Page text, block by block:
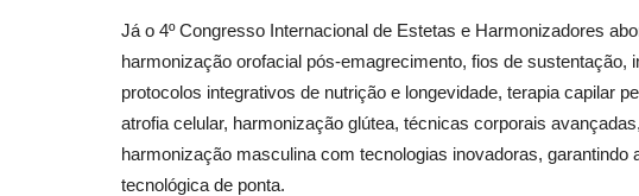
Já o 4º Congresso Internacional de Estetas e Harmonizadores
harmonização orofacial pós-emagrecimento, fios de sustentação,
protocolos integrativos de nutrição e longevidade, terapia capilar
atrofia celular, harmonização glútea, técnicas corporais
harmonização masculina com tecnologias inovadoras,
tecnológica de ponta.
Como fugir do Google?
adrovando Jul 13, 2026